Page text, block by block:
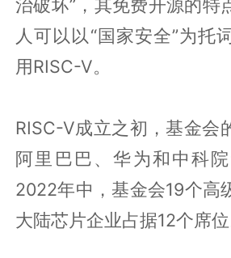
治破坏”，其免费开源的特
人可以以“国家安全”为托
用RISC-V。
RISC-V成立之初，基金会
阿里巴巴、华为和中科
2022年中，基金会19个高
大陆芯片企业占据12个席位